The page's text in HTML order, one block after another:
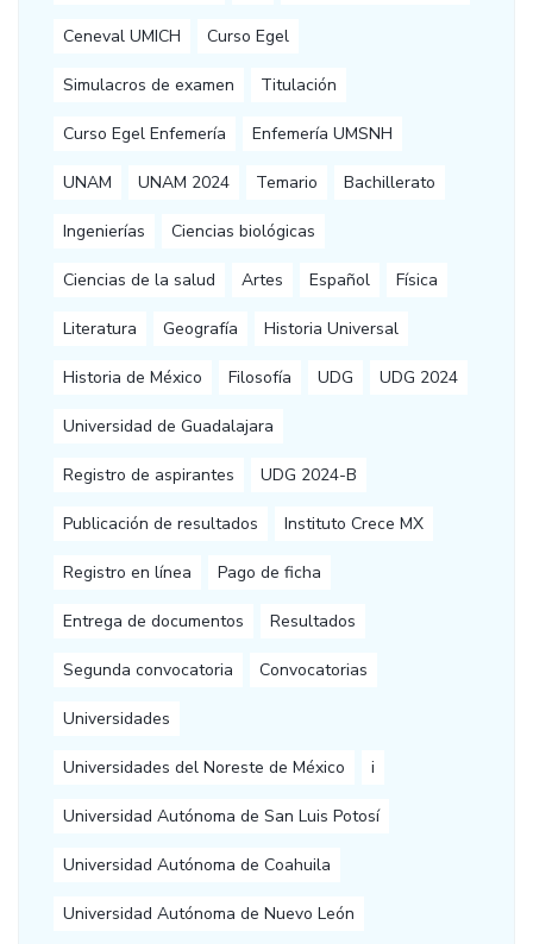
Ceneval UMICH Curso Egel
Simulacros de examen Titulación
Curso Egel Enfemería Enfemería UMSNH
UNAM UNAM 2024 Temario Bachillerato
Ingenierías Ciencias biológicas
Ciencias de la salud Artes Español Física
Literatura Geografía Historia Universal
Historia de México Filosofía UDG UDG 2024
Universidad de Guadalajara
Registro de aspirantes UDG 2024-B
Publicación de resultados Instituto Crece MX
Registro en línea Pago de ficha
Entrega de documentos Resultados
Segunda convocatoria Convocatorias
Universidades
Universidades del Noreste de México i
Universidad Autónoma de San Luis Potosí
Universidad Autónoma de Coahuila
Universidad Autónoma de Nuevo León